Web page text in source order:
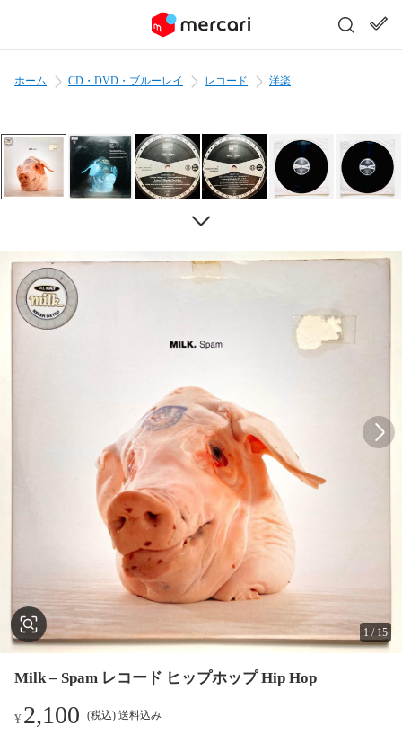
ホーム CD・DVD・ブルーレイ レコード 洋楽
1 / 15
Milk – Spam レコード ヒップホップ Hip Hop
¥2,100 (税込) 送料込み